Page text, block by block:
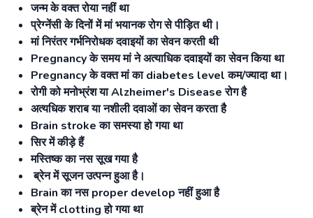
जन्म के वक्त रोया नहीं था
प्रेग्नेंसी के दिनों में मां भयानक रोग से पीड़ित थी।
मां निरंतर गर्भनिरोधक दवाइयों का सेवन करती थी
Pregnancy के समय मां ने अत्याधिक दवाइयों का सेवन किया था
Pregnancy के वक्त मां का diabetes level कम/ज्यादा था।
रोगी को मनोभ्रंश या Alzheimer's Disease रोग है
अत्यधिक शराब या नशीली दवाओं का सेवन करता है
Brain stroke का समस्या हो गया था
सिर में कीड़े हैं
मस्तिष्क का नस सूख गया है
ब्रेन में सूजन उत्पन्न हुआ है।
Brain का नस proper develop नहीं हुआ है
ब्रेन में clotting हो गया था